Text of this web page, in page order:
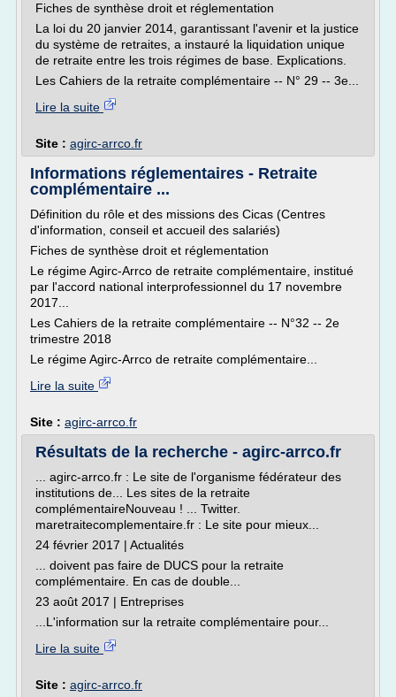
Fiches de synthèse droit et réglementation
La loi du 20 janvier 2014, garantissant l'avenir et la justice
du système de retraites, a instauré la liquidation unique
de retraite entre les trois régimes de base. Explications.
Les Cahiers de la retraite complémentaire -- N° 29 -- 3e...
Lire la suite
Site : agirc-arrco.fr
Informations réglementaires - Retraite
complémentaire ...
Définition du rôle et des missions des Cicas (Centres
d'information, conseil et accueil des salariés)
Fiches de synthèse droit et réglementation
Le régime Agirc-Arrco de retraite complémentaire, institué
par l'accord national interprofessionnel du 17 novembre
2017...
Les Cahiers de la retraite complémentaire -- N°32 -- 2e
trimestre 2018
Le régime Agirc-Arrco de retraite complémentaire...
Lire la suite
Site : agirc-arrco.fr
Résultats de la recherche - agirc-arrco.fr
... agirc-arrco.fr : Le site de l'organisme fédérateur des
institutions de... Les sites de la retraite
complémentaireNouveau ! ... Twitter.
maretraitecomplementaire.fr : Le site pour mieux...
24 février 2017 | Actualités
... doivent pas faire de DUCS pour la retraite
complémentaire. En cas de double...
23 août 2017 | Entreprises
...L'information sur la retraite complémentaire pour...
Lire la suite
Site : agirc-arrco.fr